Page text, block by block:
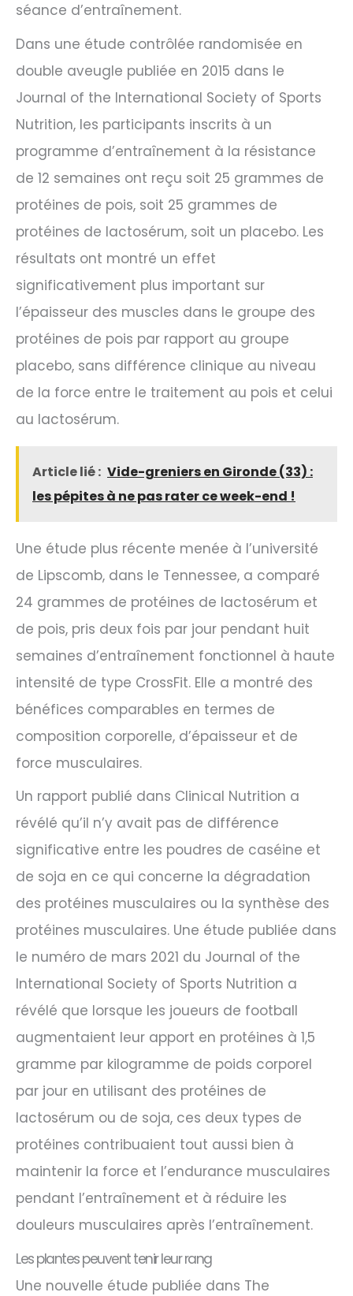
séance d’entraînement.
Dans une étude contrôlée randomisée en
double aveugle publiée en 2015 dans le
Journal of the International Society of Sports
Nutrition, les participants inscrits à un
programme d’entraînement à la résistance
de 12 semaines ont reçu soit 25 grammes de
protéines de pois, soit 25 grammes de
protéines de lactosérum, soit un placebo. Les
résultats ont montré un effet
significativement plus important sur
l’épaisseur des muscles dans le groupe des
protéines de pois par rapport au groupe
placebo, sans différence clinique au niveau
de la force entre le traitement au pois et celui
au lactosérum.
Article lié : Vide-greniers en Gironde (33) :
les pépites à ne pas rater ce week-end !
Une étude plus récente menée à l’université
de Lipscomb, dans le Tennessee, a comparé
24 grammes de protéines de lactosérum et
de pois, pris deux fois par jour pendant huit
semaines d’entraînement fonctionnel à haute
intensité de type CrossFit. Elle a montré des
bénéfices comparables en termes de
composition corporelle, d’épaisseur et de
force musculaires.
Un rapport publié dans Clinical Nutrition a
révélé qu’il n’y avait pas de différence
significative entre les poudres de caséine et
de soja en ce qui concerne la dégradation
des protéines musculaires ou la synthèse des
protéines musculaires. Une étude publiée dans
le numéro de mars 2021 du Journal of the
International Society of Sports Nutrition a
révélé que lorsque les joueurs de football
augmentaient leur apport en protéines à 1,5
gramme par kilogramme de poids corporel
par jour en utilisant des protéines de
lactosérum ou de soja, ces deux types de
protéines contribuaient tout aussi bien à
maintenir la force et l’endurance musculaires
pendant l’entraînement et à réduire les
douleurs musculaires après l’entraînement.
Les plantes peuvent tenir leur rang
Une nouvelle étude publiée dans The